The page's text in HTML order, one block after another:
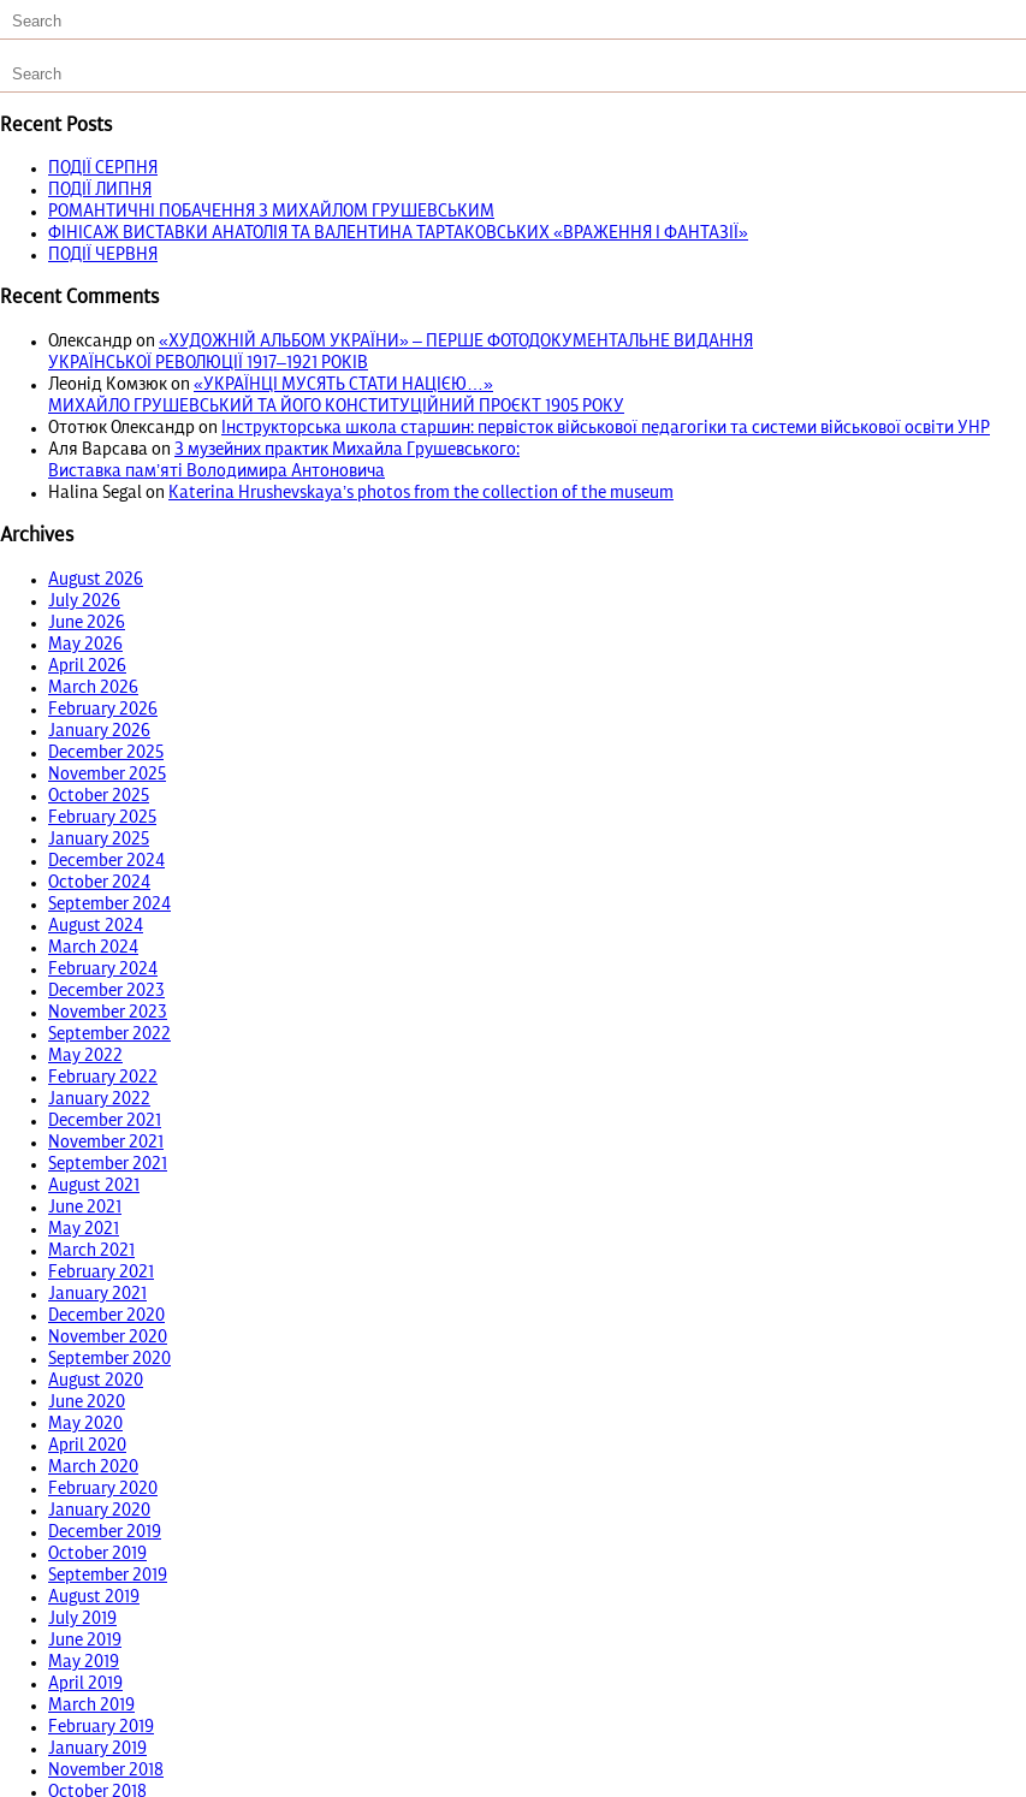
Recent Posts
ПОДІЇ СЕРПНЯ
ПОДІЇ ЛИПНЯ
РОМАНТИЧНІ ПОБАЧЕННЯ З МИХАЙЛОМ ГРУШЕВСЬКИМ
ФІНІСАЖ ВИСТАВКИ АНАТОЛІЯ ТА ВАЛЕНТИНА ТАРТАКОВСЬКИХ «ВРАЖЕННЯ І ФАНТАЗІЇ»
ПОДІЇ ЧЕРВНЯ
Recent Comments
Олександр on «ХУДОЖНІЙ АЛЬБОМ УКРАЇНИ» – ПЕРШЕ ФОТОДОКУМЕНТАЛЬНЕ ВИДАННЯ
УКРАЇНСЬКОЇ РЕВОЛЮЦІЇ 1917‒1921 РОКІВ
Леонід Комзюк on «УКРАЇНЦІ МУСЯТЬ СТАТИ НАЦІЄЮ…»
МИХАЙЛО ГРУШЕВСЬКИЙ ТА ЙОГО КОНСТИТУЦІЙНИЙ ПРОЄКТ 1905 РОКУ
Ототюк Олександр on
Інструкторська школа старшин: первісток військової педагогіки та системи військової освіти УНР
Аля Варсава on З музейних практик Михайла Грушевського:
Виставка пам’яті Володимира Антоновича
Halina Segal on Katerina Hrushevskaya’s photos from the collection of the museum
Archives
August 2026
July 2026
June 2026
May 2026
April 2026
March 2026
February 2026
January 2026
December 2025
November 2025
October 2025
February 2025
January 2025
December 2024
October 2024
September 2024
August 2024
March 2024
February 2024
December 2023
November 2023
September 2022
May 2022
February 2022
January 2022
December 2021
November 2021
September 2021
August 2021
June 2021
May 2021
March 2021
February 2021
January 2021
December 2020
November 2020
September 2020
August 2020
June 2020
May 2020
April 2020
March 2020
February 2020
January 2020
December 2019
October 2019
September 2019
August 2019
July 2019
June 2019
May 2019
April 2019
March 2019
February 2019
January 2019
November 2018
October 2018